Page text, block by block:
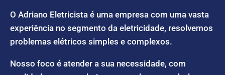
O Adriano Eletricista é uma empresa com uma vasta
experiência no segmento da eletricidade, resolvemos
problemas elétricos simples e complexos.
Nosso foco é atender a sua necessidade, com